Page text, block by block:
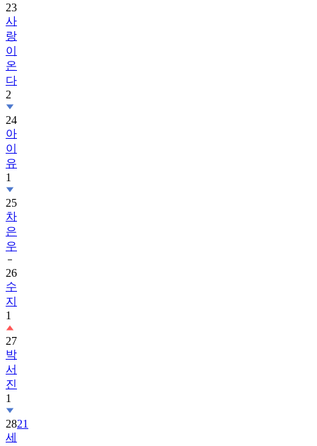
23
사
랑
이
온
다
2
24
아
이
유
1
25
차
은
우
26
수
지
1
27
박
서
진
1
2821
세